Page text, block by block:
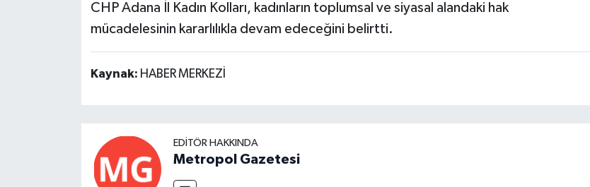
CHP Adana İl Kadın Kolları, kadınların toplumsal ve siyasal alandaki hak
mücadelesinin kararlılıkla devam edeceğini belirtti.
Kaynak: HABER MERKEZİ
EDITÖR HAKKINDA
Metropol Gazetesi